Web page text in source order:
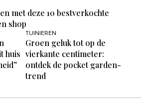
met deze 10 bestverkochte
shop
huis
TUINIEREN
Groen geluk tot op de
vierkante centimeter:
ontdek de pocket garden-
trend